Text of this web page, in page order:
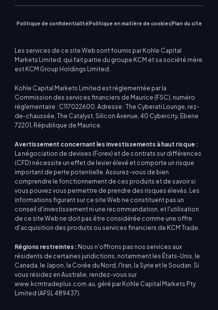
Politique de confidentialité Politique en matière de cookies Plan du site
Les services de ce site Web sont fournis par Kohle Capital
Markets Limited, qui fait partie du groupe KCM et sa société mère
est KCM Group Holdings Limited.
Kohle Capital Markets Limited est réglementée par la
Commission des services financiers de Maurice (FSC), numéro
réglementaire : C117022600. Adresse : The Cyberati Lounge, rez-
de-chaussée, The Catalyst, Silicon Avenue, 40 Cybercity, Ebene
72201, République de Maurice.
Avertissement concernant les investissements à haut risque :
La négociation de devises (Forex) et de contrats sur différences
(CFD) nécessite un effet de levier élevé et comporte un risque
important de perte potentielle. Assurez-vous de bien
comprendre le fonctionnement de ces produits et de savoir si
vous pouvez vous permettre de prendre des risques élevés. Les
informations figurant sur ce site Web ne constituent pas un
conseil d'investissement ni une recommandation, et l'utilisation
de ce site Web ne doit pas être considérée comme une offre
d'acquisition des produits ou services financiers de KCM Trade.
Régions restreintes : Nous n'offrons pas nos services aux
résidents de certaines juridictions, notamment les États-Unis, le
Canada, le Japon, la Corée du Nord, l'Iran, la Syrie et le Soudan. Si
vous résidez en Australie, rendez-vous sur
www.kcmtradeplus.com.au, géré par Kohle Capital Markets Pty
Limited (AFSL 489437).